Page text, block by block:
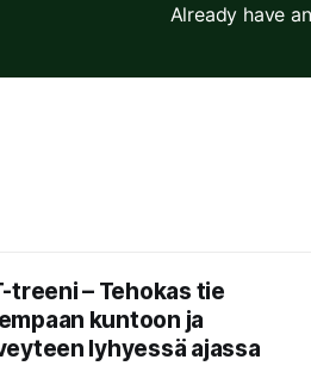
Already have
treeni – Tehokas tie
kuntoon ja
lyhyessä ajassa